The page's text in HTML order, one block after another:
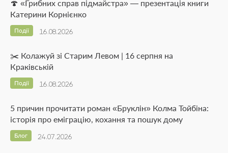
🍄 «Грибних справ підмайстра» — презентація книги
Катерини Корнієнко
16.08.2026
Події
✂️ Колажуй зі Старим Левом | 16 серпня на
Краківській
16.08.2026
Події
5 причин прочитати роман «Бруклін» Колма Тойбіна:
історія про еміграцію, кохання та пошук дому
24.07.2026
Блог